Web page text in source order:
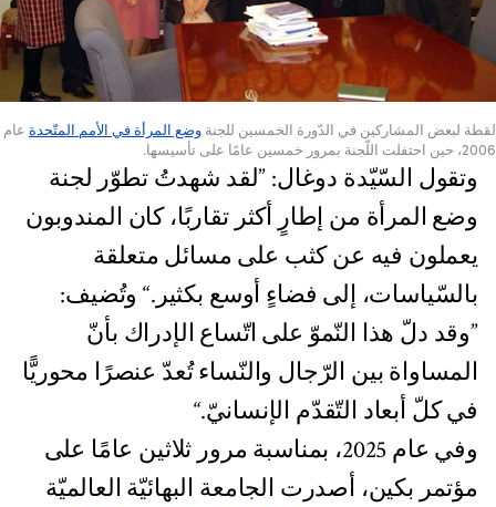
لقطة لبعض المشاركين في الدّورة الخمسين للجنة وضع المرأة في الأمم المتّحدة عام
2006، حين احتفلت اللّجنة بمرور خمسين عامًا على تأسيسها.
وتقول السّيّدة دوغال: ”لقد شهدتُ تطوّر لجنة
وضع المرأة من إطارٍ أكثر تقاربًا، كان المندوبون
يعملون فيه عن كثب على مسائل متعلقة
بالسّياسات، إلى فضاءٍ أوسع بكثير.“ وتُضيف:
”وقد دلّ هذا النّموّ على اتّساع الإدراك بأنّ
المساواة بين الرّجال والنّساء تُعدّ عنصرًا محوريًّا
في كلّ أبعاد التّقدّم الإنسانيّ.“
وفي عام 2025، بمناسبة مرور ثلاثين عامًا على
مؤتمر بكين، أصدرت الجامعة البهائيّة العالميّة